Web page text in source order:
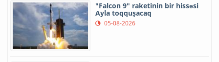
"Falcon 9" raketinin bir hissəsi
Ayla toqquşacaq
05-08-2026